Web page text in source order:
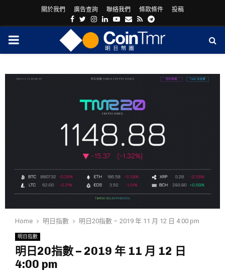
關於我們 廣告查詢 聯絡我們 條款條件 投稿
Facebook
Twitter
Instagram
LinkedinYoutube
Email
RssTelegram
PRIMARY
Home 明日指數 明日20指數 – 2019 年 11 月 12 日 4:00 pm
明日指數
明日20指數 – 2019 年 11 月 12 日
4:00 pm